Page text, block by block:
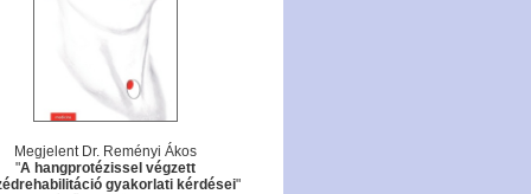
Megjelent Dr. Reményi Ákos
"A hangprotézissel végzett
gyakorlati kérdései"